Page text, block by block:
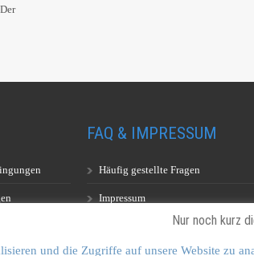
FAQ & IMPRESSUM
Häufig gestellte Fragen
Impressum
Nur noch kurz
und die Zugriffe auf unsere Website zu